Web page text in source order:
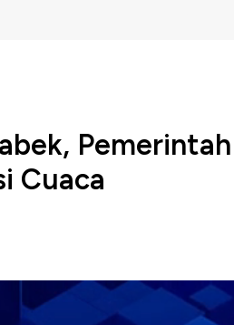
Pemerintah
Cuaca
Tri Adhianto mengungkapkan
meski tengah dihadapkan kondisi